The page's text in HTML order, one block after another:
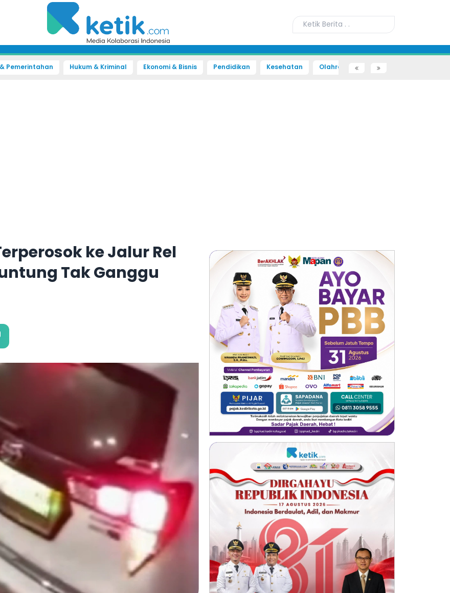
Pemerintahan Hukum & Kriminal Ekonomi & Bisnis Pendidikan Kesehatan Olahraga Sains dan Teknologi
ke Jalur Rel
Tak Ganggu